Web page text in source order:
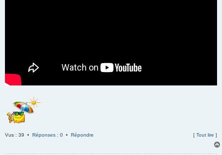
Vus : 39 • Réponses : 0 • Répondre [ Tout lire ]